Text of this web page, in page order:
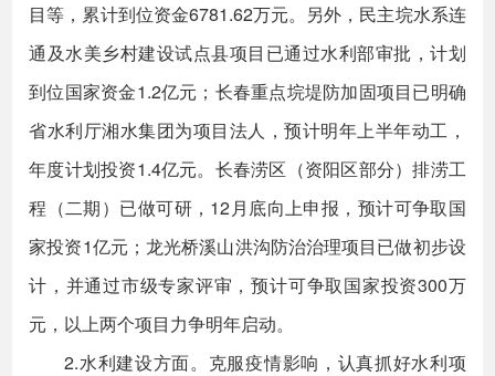
目等，累计到位资金6781.62万元。另外，民主垸水系连
通及水美乡村建设试点县项目已通过水利部审批，计划
到位国家资金1.2亿元；长春重点垸堤防加固项目已明确
省水利厅湘水集团为项目法人，预计明年上半年动工，
年度计划投资1.4亿元。长春涝区（资阳区部分）排涝工
程（二期）已做可研，12月底向上申报，预计可争取国
家投资1亿元；龙光桥溪山洪沟防治治理项目已做初步设
计，并通过市级专家评审，预计可争取国家投资300万
元，以上两个项目力争明年启动。
2.水利建设方面。克服疫情影响，认真抓好水利项